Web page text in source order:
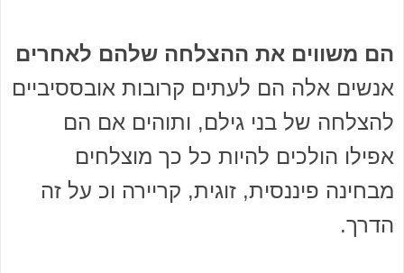
הם משווים את ההצלחה שלהם לאחרים
אנשים אלה הם לעתים קרובות אובססיביים
להצלחה של בני גילם, ותוהים אם הם
אפילו הולכים להיות כל כך מוצלחים
מבחינה פיננסית, זוגית, קריירה וכ על זה
הדרך.